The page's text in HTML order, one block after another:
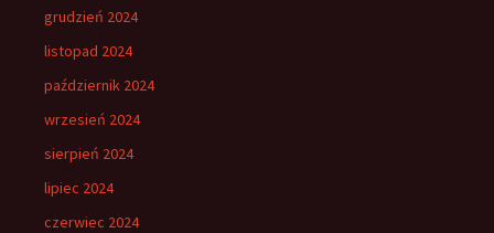
grudzień 2024
listopad 2024
październik 2024
wrzesień 2024
sierpień 2024
lipiec 2024
czerwiec 2024